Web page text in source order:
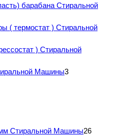
барабана Стиральной
( термостат ) Стиральной
) Стиральной
Машины3
Стиральной Машины26